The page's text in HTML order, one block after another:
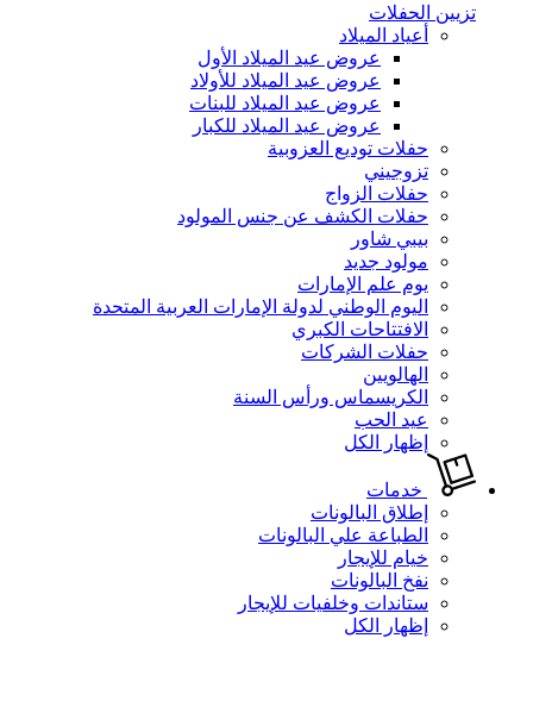
تزيين الحفلات
أعياد الميلاد
عروض عيد الميلاد الأول
عروض عيد الميلاد للأولاد
عروض عيد الميلاد للبنات
عروض عيد الميلاد للكبار
حفلات توديع العزوبية
تزوجيني
حفلات الزواج
حفلات الكشف عن جنس المولود
بيبي شاور
مولود جديد
يوم علم الإمارات
اليوم الوطني لدولة الإمارات العربية المتحدة
الافتتاحات الكبري
حفلات الشركات
الهالويين
الكريسماس ورأس السنة
عيد الحب
إظهار الكل
خدمات
إطلاق البالونات
الطباعة علي البالونات
خيام للإيجار
نفخ البالونات
ستاندات وخلفيات للإيجار
إظهار الكل